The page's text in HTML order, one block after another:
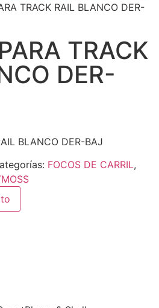
TRACK RAIL BLANCO DER-
TRACK
DER-
BLANCO DER-BAJ
FOCOS DE CARRIL,